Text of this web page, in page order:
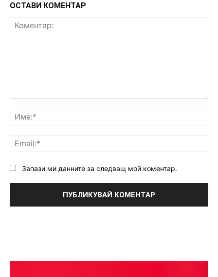
ОСТАВИ КОМЕНТАР
Запази ми данните за следващ мой коментар.